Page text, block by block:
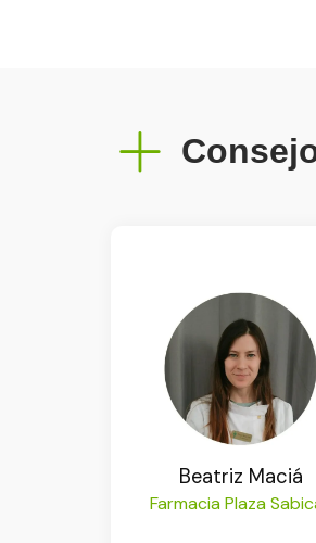
Beatriz Maciá
Farmacia Plaza